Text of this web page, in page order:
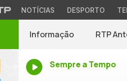
NOTÍCIAS DESPORTO
Informação RTP
Sempre a Tempo